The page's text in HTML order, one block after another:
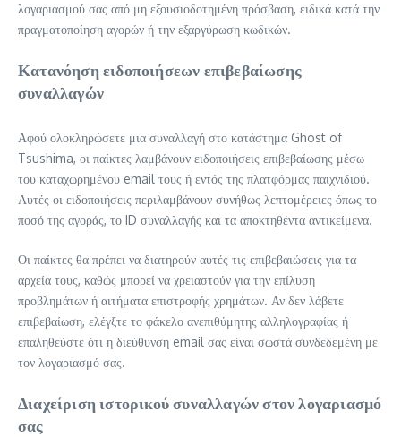
λογαριασμού σας από μη εξουσιοδοτημένη πρόσβαση, ειδικά κατά την
πραγματοποίηση αγορών ή την εξαργύρωση κωδικών.
Κατανόηση ειδοποιήσεων επιβεβαίωσης
συναλλαγών
Αφού ολοκληρώσετε μια συναλλαγή στο κατάστημα Ghost of
Tsushima, οι παίκτες λαμβάνουν ειδοποιήσεις επιβεβαίωσης μέσω
του καταχωρημένου email τους ή εντός της πλατφόρμας παιχνιδιού.
Αυτές οι ειδοποιήσεις περιλαμβάνουν συνήθως λεπτομέρειες όπως το
ποσό της αγοράς, το ID συναλλαγής και τα αποκτηθέντα αντικείμενα.
Οι παίκτες θα πρέπει να διατηρούν αυτές τις επιβεβαιώσεις για τα
αρχεία τους, καθώς μπορεί να χρειαστούν για την επίλυση
προβλημάτων ή αιτήματα επιστροφής χρημάτων. Αν δεν λάβετε
επιβεβαίωση, ελέγξτε το φάκελο ανεπιθύμητης αλληλογραφίας ή
επαληθεύστε ότι η διεύθυνση email σας είναι σωστά συνδεδεμένη με
τον λογαριασμό σας.
Διαχείριση ιστορικού συναλλαγών στον λογαριασμό
σας